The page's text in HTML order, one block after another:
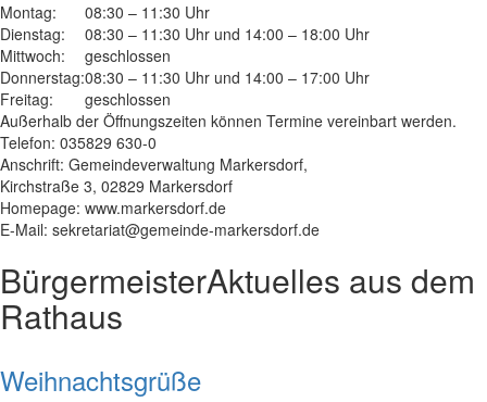
Montag:
08:30 – 11:30 Uhr
Dienstag:
08:30 – 11:30 Uhr und 14:00 – 18:00 Uhr
Mittwoch:
geschlossen
Donnerstag:08:30 – 11:30 Uhr und 14:00 – 17:00 Uhr
Freitag:
geschlossen
Außerhalb der Öffnungszeiten können Termine vereinbart werden.
Telefon: 035829 630-0
Anschrift: Gemeindeverwaltung Markersdorf,
Kirchstraße 3, 02829 Markersdorf
Homepage: www.markersdorf.de
E-Mail: sekretariat@gemeinde-markersdorf.de
BürgermeisterAktuelles aus dem
Rathaus
Weihnachtsgrüße